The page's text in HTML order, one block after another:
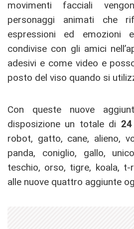
movimenti facciali
personaggi animati che
espressioni ed emozioni
condivise con gli amici
adesivi e come video e
posto del viso quando si
Con queste nuove
disposizione un totale di
robot, gatto, cane, alieno,
panda, coniglio, gallo,
teschio, orso, tigre, koala,
alle nuove quattro aggiunte